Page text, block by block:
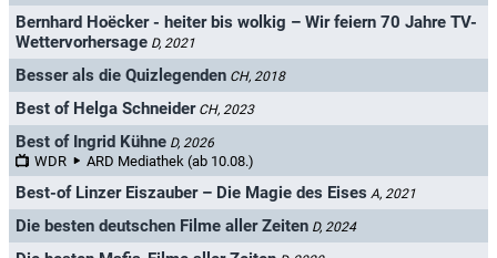
Bernhard Hoëcker - heiter bis wolkig – Wir feiern 70 Jahre TV-
Wettervorhersage D, 2021
Besser als die Quizlegenden CH, 2018
Best of Helga Schneider CH, 2023
Best of Ingrid Kühne D, 2026
WDR ARD Mediathek (ab 10.08.)
Best-of Linzer Eiszauber – Die Magie des Eises A, 2021
Die besten deutschen Filme aller Zeiten D, 2024